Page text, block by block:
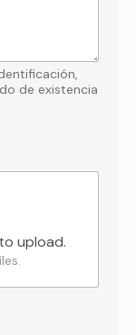
de existencia
upload.